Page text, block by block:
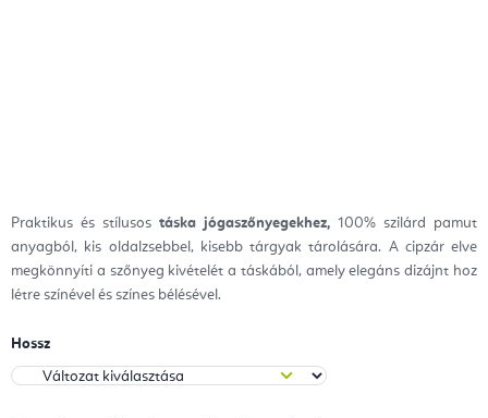
Praktikus és stílusos táska jógaszőnyegekhez, 100% szilárd pamut
anyagból, kis oldalzsebbel, kisebb tárgyak tárolására. A cipzár elve
megkönnyíti a szőnyeg kivételét a táskából, amely elegáns dizájnt hoz
létre színével és színes bélésével.
Hossz